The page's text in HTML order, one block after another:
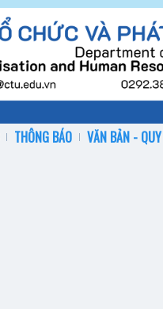
THÔNG BÁO
VĂN BẢN -